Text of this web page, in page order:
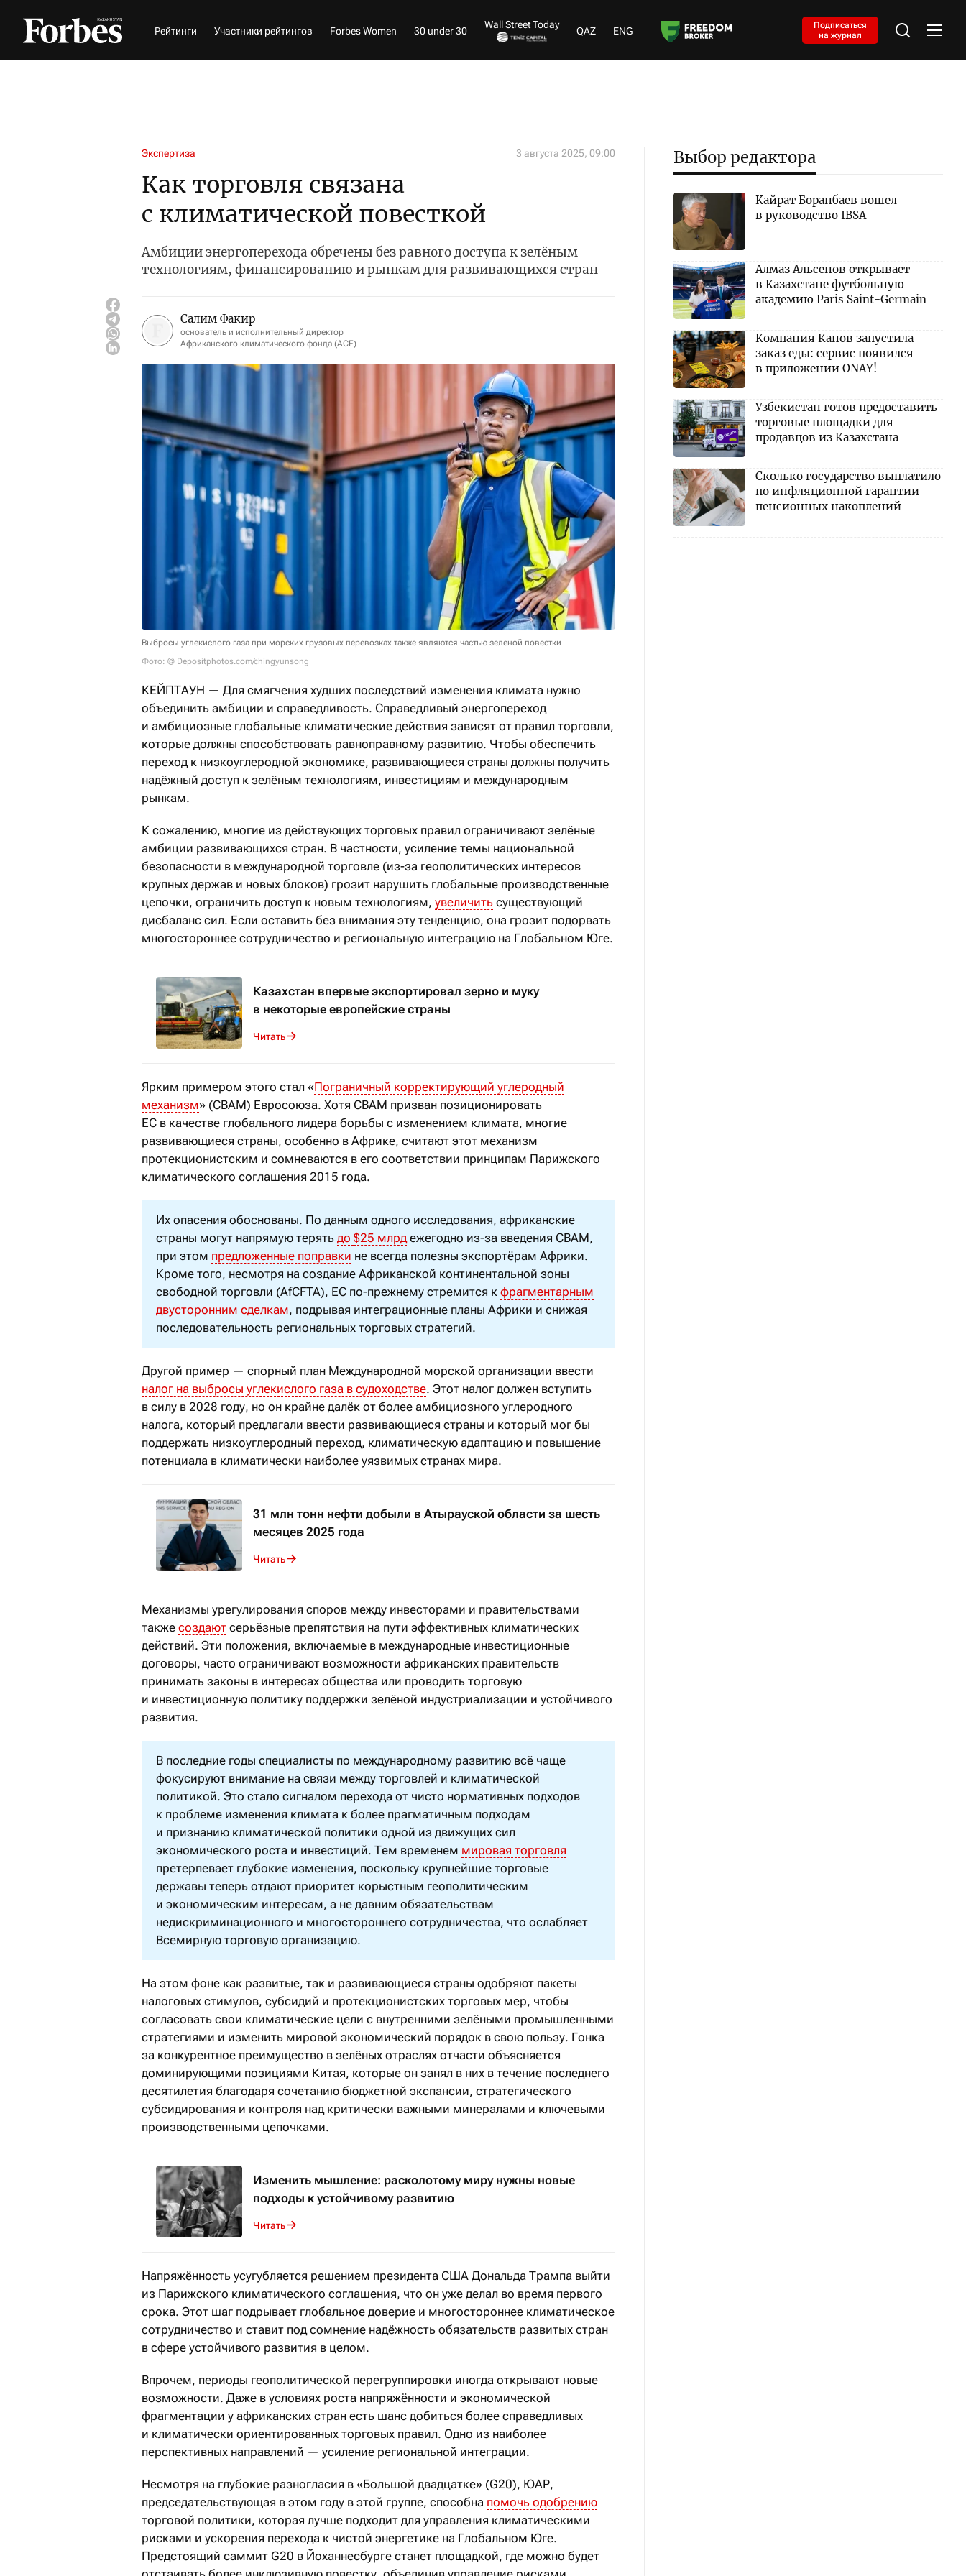
Рейтинги Участники рейтингов Forbes Women 30 under 30
Wall Street Today
QAZ ENG
Подписаться
на журнал
Экспертиза 3 августа 2025, 09:00
Как торговля связана
с климатической повесткой
Амбиции энергоперехода обречены без равного доступа к зелёным
технологиям, финансированию и рынкам для развивающихся стран
Салим Факир
основатель и исполнительный директор
Африканского климатического фонда (ACF)
Выбросы углекислого газа при морских грузовых перевозках также являются частью зеленой повестки
Фото: © Depositphotos.com/chingyunsong
КЕЙПТАУН — Для смягчения худших последствий изменения климата нужно
объединить амбиции и справедливость. Справедливый энергопереход
и амбициозные глобальные климатические действия зависят от правил торговли,
которые должны способствовать равноправному развитию. Чтобы обеспечить
переход к низкоуглеродной экономике, развивающиеся страны должны получить
надёжный доступ к зелёным технологиям, инвестициям и международным
рынкам.
К сожалению, многие из действующих торговых правил ограничивают зелёные
амбиции развивающихся стран. В частности, усиление темы национальной
безопасности в международной торговле (из-за геополитических интересов
крупных держав и новых блоков) грозит нарушить глобальные производственные
цепочки, ограничить доступ к новым технологиям, увеличить существующий
дисбаланс сил. Если оставить без внимания эту тенденцию, она грозит подорвать
многостороннее сотрудничество и региональную интеграцию на Глобальном Юге.
Казахстан впервые экспортировал зерно и муку
в некоторые европейские страны
Читать
Ярким примером этого стал «Пограничный корректирующий углеродный
механизм» (CBAM) Евросоюза. Хотя CBAM призван позиционировать
ЕС в качестве глобального лидера борьбы с изменением климата, многие
развивающиеся страны, особенно в Африке, считают этот механизм
протекционистским и сомневаются в его соответствии принципам Парижского
климатического соглашения 2015 года.
Их опасения обоснованы. По данным одного исследования, африканские
страны могут напрямую терять до $25 млрдежегодно из-за введения CBAM,
при этом предложенные поправки не всегда полезны экспортёрам Африки.
Кроме того, несмотря на создание Африканской континентальной зоны
свободной торговли (AfCFTA), ЕС по-прежнему стремится к фрагментарным
двусторонним сделкам, подрывая интеграционные планы Африки и снижая
последовательность региональных торговых стратегий.
Другой пример — спорный план Международной морской организации ввести
налог на выбросы углекислого газа в судоходстве. Этот налог должен вступить
в силу в 2028 году, но он крайне далёк от более амбициозного углеродного
налога, который предлагали ввести развивающиеся страны и который мог бы
поддержать низкоуглеродный переход, климатическую адаптацию и повышение
потенциала в климатически наиболее уязвимых странах мира.
31 млн тонн нефти добыли в Атырауской области за шесть
месяцев 2025 года
Читать
Механизмы урегулирования споров между инвесторами и правительствами
также создают серьёзные препятствия на пути эффективных климатических
действий. Эти положения, включаемые в международные инвестиционные
договоры, часто ограничивают возможности африканских правительств
принимать законы в интересах общества или проводить торговую
и инвестиционную политику поддержки зелёной индустриализации и устойчивого
развития.
В последние годы специалисты по международному развитию всё чаще
фокусируют внимание на связи между торговлей и климатической
политикой. Это стало сигналом перехода от чисто нормативных подходов
к проблеме изменения климата к более прагматичным подходам
и признанию климатической политики одной из движущих сил
экономического роста и инвестиций. Тем временем мировая торговля
претерпевает глубокие изменения, поскольку крупнейшие торговые
державы теперь отдают приоритет корыстным геополитическим
и экономическим интересам, а не давним обязательствам
недискриминационного и многостороннего сотрудничества, что ослабляет
Всемирную торговую организацию.
На этом фоне как развитые, так и развивающиеся страны одобряют пакеты
налоговых стимулов, субсидий и протекционистских торговых мер, чтобы
согласовать свои климатические цели с внутренними зелёными промышленными
стратегиями и изменить мировой экономический порядок в свою пользу. Гонка
за конкурентное преимущество в зелёных отраслях отчасти объясняется
доминирующими позициями Китая, которые он занял в них в течение последнего
десятилетия благодаря сочетанию бюджетной экспансии, стратегического
субсидирования и контроля над критически важными минералами и ключевыми
производственными цепочками.
Изменить мышление: расколотому миру нужны новые
подходы к устойчивому развитию
Читать
Напряжённость усугубляется решением президента США Дональда Трампа выйти
из Парижского климатического соглашения, что он уже делал во время первого
срока. Этот шаг подрывает глобальное доверие и многостороннее климатическое
сотрудничество и ставит под сомнение надёжность обязательств развитых стран
в сфере устойчивого развития в целом.
Впрочем, периоды геополитической перегруппировки иногда открывают новые
возможности. Даже в условиях роста напряжённости и экономической
фрагментации у африканских стран есть шанс добиться более справедливых
и климатически ориентированных торговых правил. Одно из наиболее
перспективных направлений — усиление региональной интеграции.
Несмотря на глубокие разногласия в «Большой двадцатке» (G20), ЮАР,
председательствующая в этом году в этой группе, способна помочь одобрению
торговой политики, которая лучше подходит для управления климатическими
рисками и ускорения перехода к чистой энергетике на Глобальном Юге.
Предстоящий саммит G20 в Йоханнесбурге станет площадкой, где можно будет
Выбор редактора
Кайрат Боранбаев вошел
в руководство IBSA
Алмаз Альсенов открывает
в Казахстане футбольную
академию Paris Saint-Germain
Компания Канов запустила
заказ еды: сервис появился
в приложении ONAY!
Узбекистан готов предоставить
торговые площадки для
продавцов из Казахстана
Сколько государство выплатило
по инфляционной гарантии
пенсионных накоплений